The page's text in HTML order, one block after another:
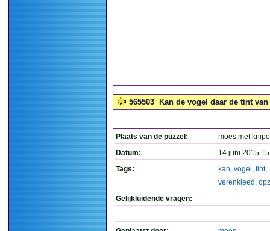
565503 Kan de vogel daar de tint
Plaats van de puzzel:
moes met
Datum:
14 juni 2015
Tags:
kan, vogel , tint,
verenkleed ,
Gelijkluidende vragen: